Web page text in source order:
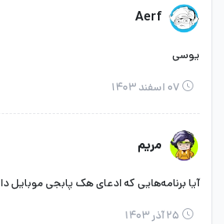
Aerf
یوسی
۰۷ اسفند ۱۴۰۳
مریم
آیا برنامه‌هایی که ادعای هک پابجی موبایل
۲۵ آذر ۱۴۰۳